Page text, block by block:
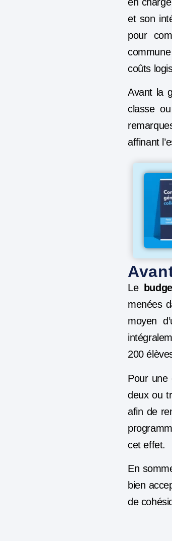
et son
pour
coûts
Avant la
classe
affinant
Le
menées
moyen
200
Pour une
deux ou
afin de
cet effet.
En
bien
de